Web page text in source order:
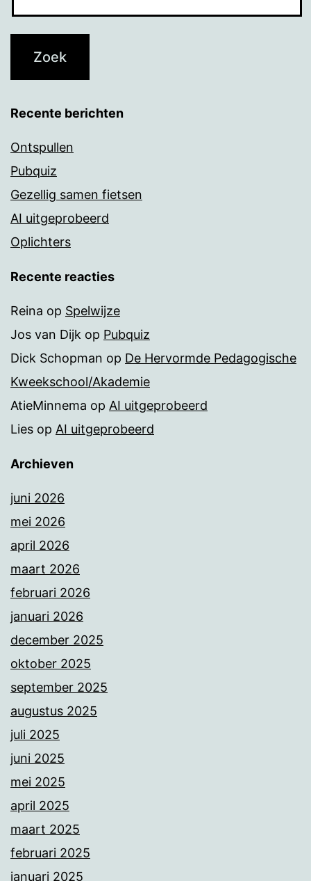
Recente berichten
Ontspullen
Pubquiz
Gezellig samen fietsen
AI uitgeprobeerd
Oplichters
Recente reacties
Reina op Spelwijze
Jos van Dijk op Pubquiz
Dick Schopman op De Hervormde Pedagogische
Kweekschool/Akademie
AtieMinnema op AI uitgeprobeerd
Lies op AI uitgeprobeerd
Archieven
juni 2026
mei 2026
april 2026
maart 2026
februari 2026
januari 2026
december 2025
oktober 2025
september 2025
augustus 2025
juli 2025
juni 2025
mei 2025
april 2025
maart 2025
februari 2025
januari 2025